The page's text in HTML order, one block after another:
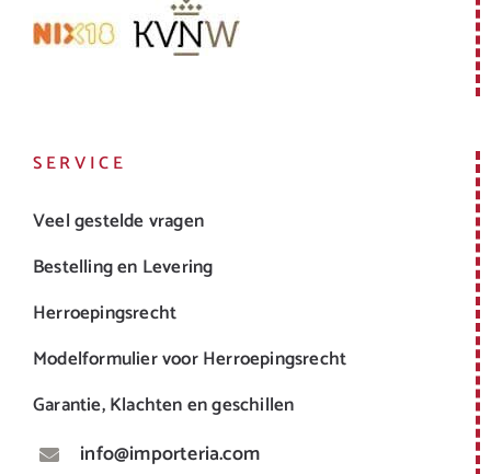
SERVICE
Veel gestelde vragen
Bestelling en Levering
Herroepingsrecht
Modelformulier voor Herroepingsrecht
Garantie, Klachten en geschillen
info@importeria.com